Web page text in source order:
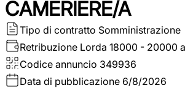
CAMERIERE/A
Tipo di contratto Somministrazione
Retribuzione Lorda 18000 - 20000
Codice annuncio 349936
Data di pubblicazione 6/8/2026